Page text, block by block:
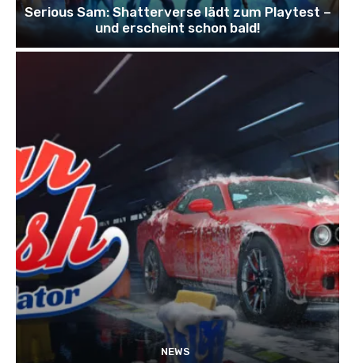
Serious Sam: Shatterverse lädt zum Playtest –
und erscheint schon bald!
NEWS